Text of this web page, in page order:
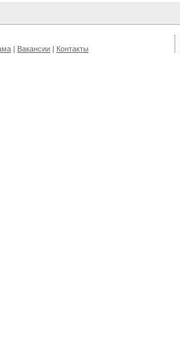
| Вакансии | Контакты